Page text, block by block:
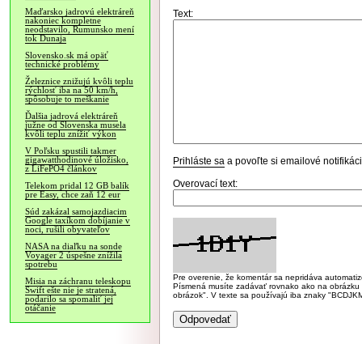
Maďarsko jadrovú elektráreň
nakoniec kompletne
neodstavilo, Rumunsko mení
tok Dunaja
Slovensko.sk má opäť
technické problémy
Železnice znižujú kvôli teplu
rýchlosť iba na 50 km/h,
spôsobuje to meškanie
Ďalšia jadrová elektráreň
južne od Slovenska musela
kvôli teplu znížiť výkon
V Poľsku spustili takmer
gigawatthodinové úložisko,
z LiFePO4 článkov
Telekom pridal 12 GB balík
pre Easy, chce zaň 12 eur
Súd zakázal samojazdiacim
Google taxíkom dobíjanie v
noci, rušili obyvateľov
NASA na diaľku na sonde
Voyager 2 úspešne znížila
spotrebu
Misia na záchranu teleskopu
Swift ešte nie je stratená,
podarilo sa spomaliť jej
otáčanie
Text:
Prihláste sa a povoľte si emailové
Overovací text:
Pre overenie, že komentár sa nepridáva
Písmená musíte zadávať rovnako ako na
obrázok". V texte sa používajú iba znaky